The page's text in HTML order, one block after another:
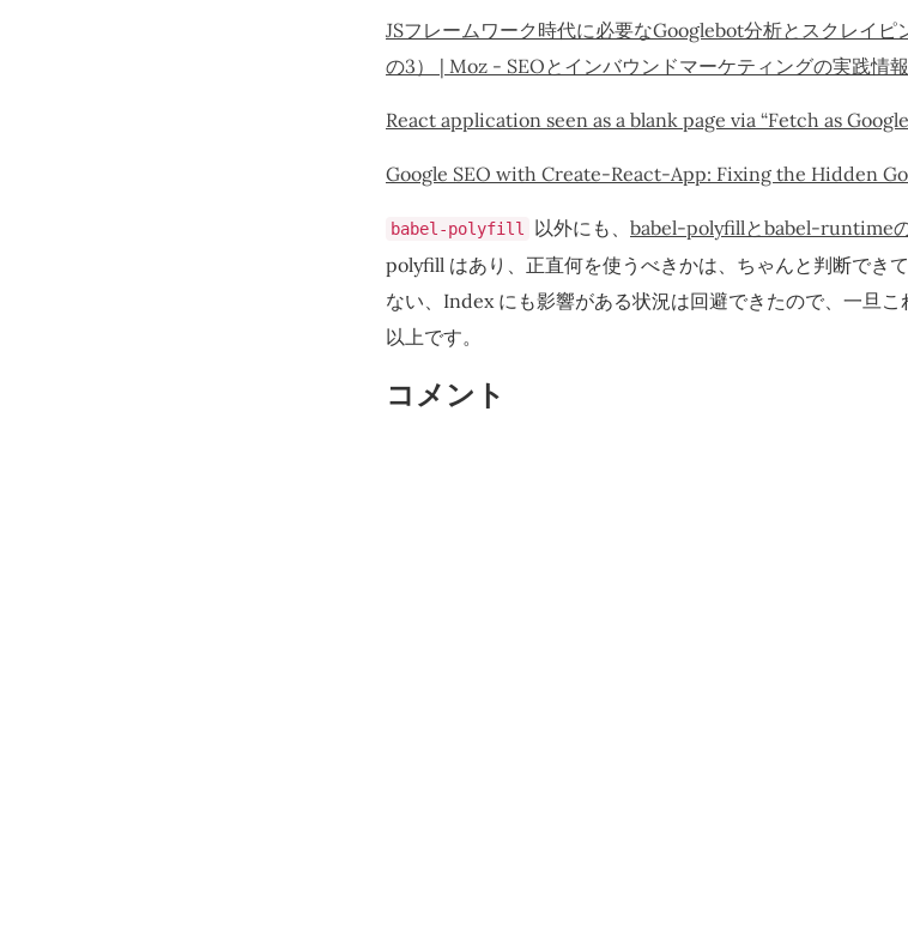
JSフレームワーク時代に必要なGooglebot分析とスクレイピ
の3） | Moz - SEOとインバウンドマーケティングの実践情
React application seen as a blank page via “Fetch as
Google SEO with Create-React-App: Fixing the Hidden
babel-polyfill 以外にも、 babel-polyfillとbabel-runtime
polyfill はあり、正直何を使うべきかは、ちゃんと判断でき
ない、Index にも影響がある状況は回避できたので、一旦こ
以上です。
コメント